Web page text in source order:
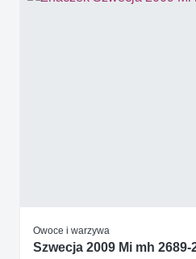
Owoce i warzywa
Szwecja 2009 Mi mh 2689-